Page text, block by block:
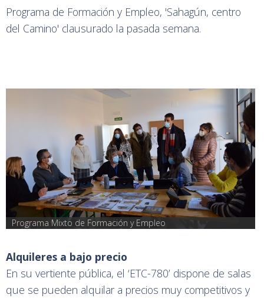
Programa de Formación y Empleo, 'Sahagún, centro
del Camino' clausurado la pasada semana.
Programa Mixto de Formación y Empleo
Alquileres a bajo precio
En su vertiente pública, el ‘ETC-780’ dispone de salas
que se pueden alquilar a precios muy competitivos y